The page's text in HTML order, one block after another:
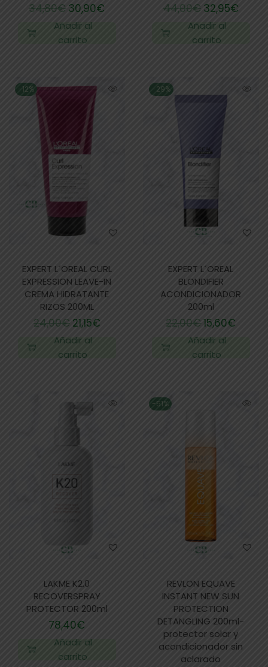
34,80€ 30,90€
Añadir al
carrito
44,00€ 32,95€
Añadir al
carrito
-12%
EXPERT L´OREAL CURL
EXPRESSION LEAVE-IN
CREMA HIDRATANTE
RIZOS 200ML
24,00€ 21,15€
Añadir al
carrito
-29%
EXPERT L´OREAL
BLONDIFIER
ACONDICIONADOR
200ml
22,00€15,60€
Añadir al
carrito
LAKME K2.0
RECOVERSPRAY
PROTECTOR 200ml
78,40€
Añadir al
carrito
-51%
REVLON EQUAVE
INSTANT NEW SUN
PROTECTION
DETANGLING 200ml-
protector solar y
acondicionador sin
aclarado